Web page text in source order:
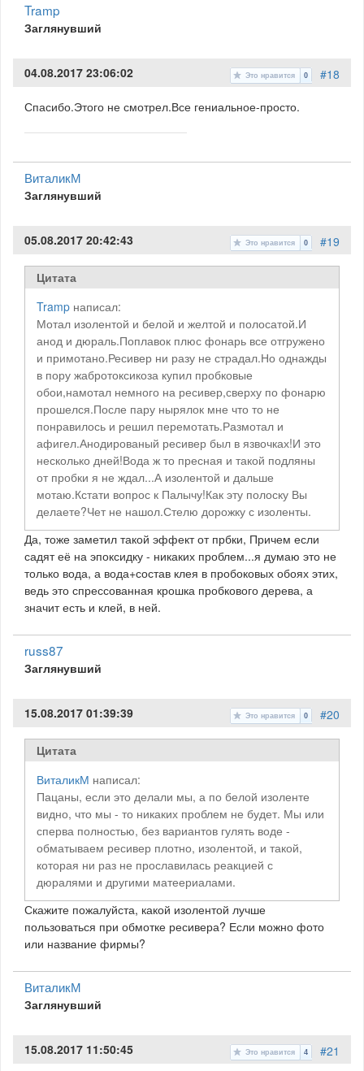
Tramp
Заглянувший
#18
Это нравится 0
04.08.2017 23:06:02
Спасибо.Этого не смотрел.Все гениальное-просто.
ВиталикМ
Заглянувший
#19
Это нравится 0
05.08.2017 20:42:43
Цитата
Tramp написал:
Мотал изолентой и белой и желтой и полосатой.И
анод и дюраль.Поплавок плюс фонарь все отгружено
и примотано.Ресивер ни разу не страдал.Но однажды
в пору жабротоксикоза купил пробковые
обои,намотал немного на ресивер,сверху по фонарю
прошелся.После пару нырялок мне что то не
понравилось и решил перемотать.Размотал и
афигел.Анодированый ресивер был в язвочках!И это
несколько дней!Вода ж то пресная и такой подляны
от пробки я не ждал...А изолентой и дальше
мотаю.Кстати вопрос к Палычу!Как эту полоску Вы
делаете?Чет не нашол.Стелю дорожку с изоленты.
Да, тоже заметил такой эффект от прбки, Причем если
садят её на эпоксидку - никаких проблем...я думаю это не
только вода, а вода+состав клея в пробоковых обоях этих,
ведь это спрессованная крошка пробкового дерева, а
значит есть и клей, в ней.
russ87
Заглянувший
#20
Это нравится 0
15.08.2017 01:39:39
Цитата
ВиталикМ написал:
Пацаны, если это делали мы, а по белой изоленте
видно, что мы - то никаких проблем не будет. Мы или
сперва полностью, без вариантов гулять воде -
обматываем ресивер плотно, изолентой, и такой,
которая ни раз не прославилась реакцией с
дюралями и другими матеериалами.
Скажите пожалуйста, какой изолентой лучше
пользоваться при обмотке ресивера? Если можно фото
или название фирмы?
ВиталикМ
Заглянувший
#21
Это нравится 4
15.08.2017 11:50:45